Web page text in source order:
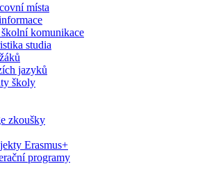
místa
komunikace
studia
jazyků
školy
zkoušky
Erasmus+
programy